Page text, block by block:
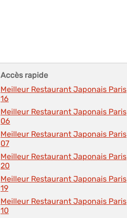
Accès rapide
Meilleur Restaurant Japonais Paris
16
Meilleur Restaurant Japonais Paris
06
Meilleur Restaurant Japonais Paris
07
Meilleur Restaurant Japonais Paris
20
Meilleur Restaurant Japonais Paris
19
Meilleur Restaurant Japonais Paris
10